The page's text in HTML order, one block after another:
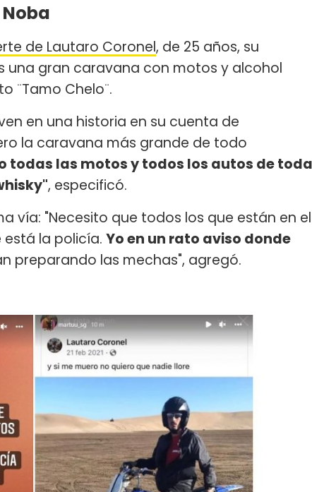
de Lautaro Coronel, de 25 años, su
una gran caravana con motos y alcohol
¨Tamo Chelo¨.
en una historia en su cuenta de
la caravana más grande de todo
todas las motos y todos los autos de toda
, especificó.
vía: "Necesito que todos los que están en el
la policía. Yo en un rato aviso donde
preparando las mechas", agregó.